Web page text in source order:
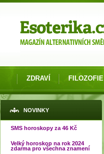
ZDRAVÍ FILOZOFIE
NOVINKY
SMS horoskopy za 46 Kč
Velký horoskop na rok 2024
zdarma pro všechna znamení